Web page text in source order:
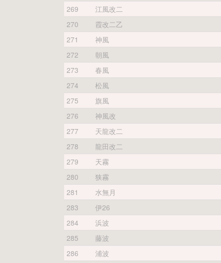
269
江風改二
270
霞改二乙
271
神風
272
朝風
273
春風
274
松風
275
旗風
276
神風改
277
天龍改二
278
龍田改二
279
天霧
280
狭霧
281
水無月
283
伊26
284
浜波
285
藤波
286
浦波